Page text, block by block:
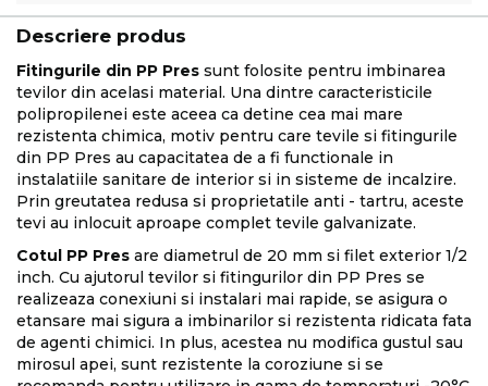
Descriere produs
Fitingurile din PP Pres sunt folosite pentru imbinarea
tevilor din acelasi material. Una dintre caracteristicile
polipropilenei este aceea ca detine cea mai mare
rezistenta chimica, motiv pentru care tevile si fitingurile
din PP Pres au capacitatea de a fi functionale in
instalatiile sanitare de interior si in sisteme de incalzire.
Prin greutatea redusa si proprietatile anti - tartru, aceste
tevi au inlocuit aproape complet tevile galvanizate.
Cotul PP Pres are diametrul de 20 mm si filet exterior 1/2
inch. Cu ajutorul tevilor si fitingurilor din PP Pres se
realizeaza conexiuni si instalari mai rapide, se asigura o
etansare mai sigura a imbinarilor si rezistenta ridicata fata
de agenti chimici. In plus, acestea nu modifica gustul sau
mirosul apei, sunt rezistente la coroziune si se